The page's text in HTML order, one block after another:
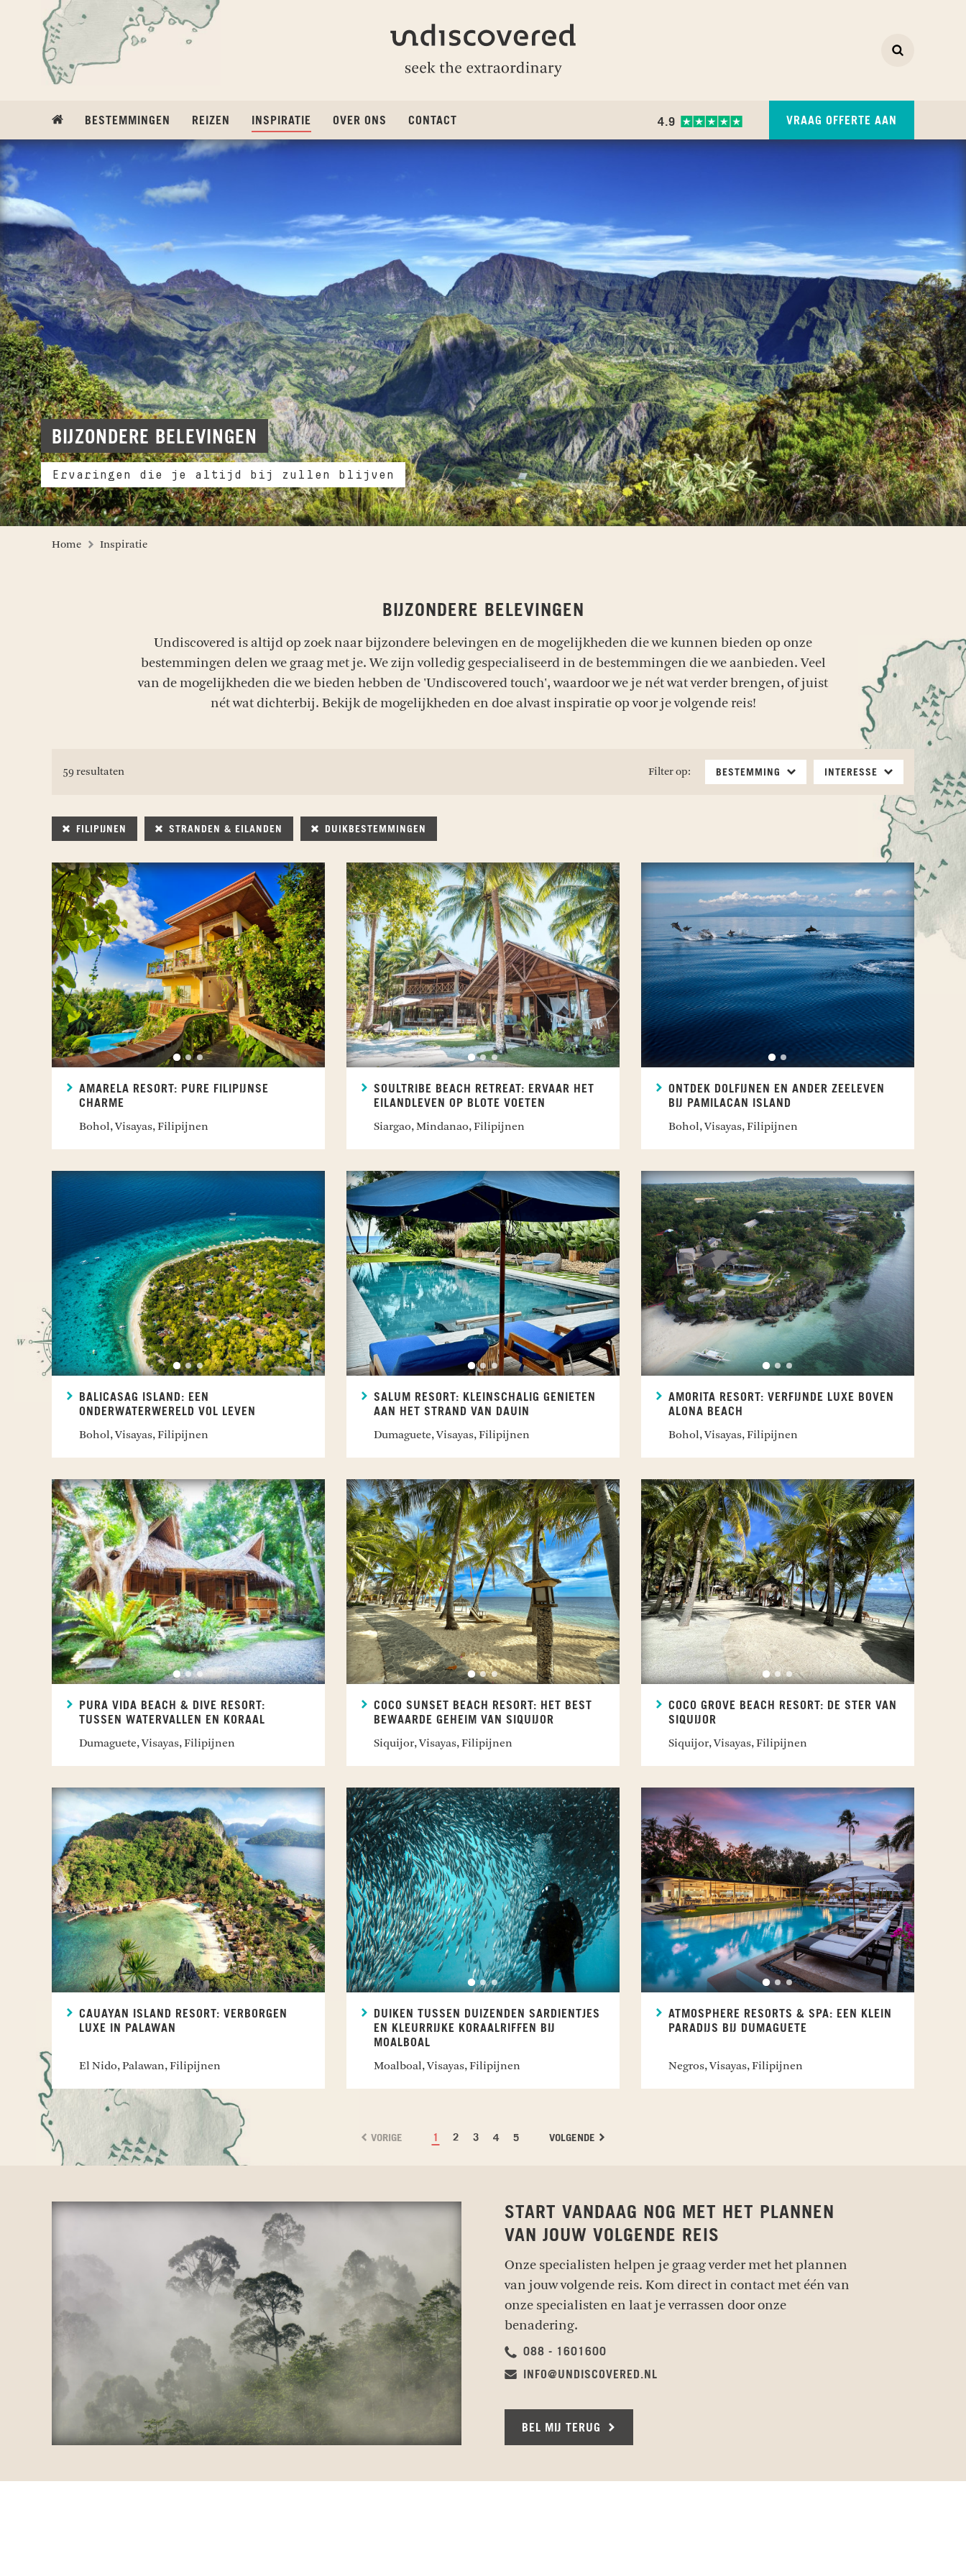
Ga naar inhoud
Undiscovered
Zoeken
BESTEMMINGEN REIZEN INSPIRATIE (CURRENT)
OVER ONS CONTACT 4.9 VRAAG OFFERTE AAN
BIJZONDERE BELEVINGEN
Ervaringen die je altijd bij zullen blijven
Home Inspiratie
BIJZONDERE BELEVINGEN
Undiscovered is altijd op zoek naar bijzondere belevingen en de mogelijkheden die we kunnen bieden op onze
bestemmingen delen we graag met je. We zijn volledig gespecialiseerd in de bestemmingen die we aanbieden. Veel
van de mogelijkheden die we bieden hebben de 'Undiscovered touch', waardoor we je nét wat verder brengen, of juist
nét wat dichterbij. Bekijk de mogelijkheden en doe alvast inspiratie op voor je volgende reis!
59 resultaten Filter op: BESTEMMING INTERESSE
FILIPIJNEN STRANDEN & EILANDEN DUIKBESTEMMINGEN
AMARELA RESORT: PURE FILIPIJNSE
CHARME
Bohol, Visayas, Filipijnen
SOULTRIBE BEACH RETREAT: ERVAAR HET
EILANDLEVEN OP BLOTE VOETEN
Siargao, Mindanao, Filipijnen
ONTDEK DOLFIJNEN EN ANDER ZEELEVEN
BIJ PAMILACAN ISLAND
Bohol, Visayas, Filipijnen
BALICASAG ISLAND: EEN
ONDERWATERWERELD VOL LEVEN
Bohol, Visayas, Filipijnen
SALUM RESORT: KLEINSCHALIG GENIETEN
AAN HET STRAND VAN DAUIN
Dumaguete, Visayas, Filipijnen
AMORITA RESORT: VERFIJNDE LUXE BOVEN
ALONA BEACH
Bohol, Visayas, Filipijnen
PURA VIDA BEACH & DIVE RESORT:
TUSSEN WATERVALLEN EN KORAAL
Dumaguete, Visayas, Filipijnen
COCO SUNSET BEACH RESORT: HET BEST
BEWAARDE GEHEIM VAN SIQUIJOR
Siquijor, Visayas, Filipijnen
COCO GROVE BEACH RESORT: DE STER VAN
SIQUIJOR
Siquijor, Visayas, Filipijnen
CAUAYAN ISLAND RESORT: VERBORGEN
LUXE IN PALAWAN
El Nido, Palawan, Filipijnen
DUIKEN TUSSEN DUIZENDEN SARDIENTJES
EN KLEURRIJKE KORAALRIFFEN BIJ
MOALBOAL
Moalboal, Visayas, Filipijnen
ATMOSPHERE RESORTS & SPA: EEN KLEIN
PARADIJS BIJ DUMAGUETE
Negros, Visayas, Filipijnen
VORIGE 1 2 3 4 5 VOLGENDE
START VANDAAG NOG MET HET PLANNEN
VAN JOUW VOLGENDE REIS
Onze specialisten helpen je graag verder met het plannen
van jouw volgende reis. Kom direct in contact met één van
onze specialisten en laat je verrassen door onze
benadering.
088 - 1601600
INFO@UNDISCOVERED.NL
BEL MIJ TERUG